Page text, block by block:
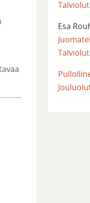
Esa